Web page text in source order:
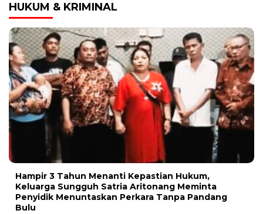
HUKUM & KRIMINAL
Hampir 3 Tahun Menanti Kepastian Hukum,
Keluarga Sungguh Satria Aritonang Meminta
Penyidik Menuntaskan Perkara Tanpa Pandang
Bulu